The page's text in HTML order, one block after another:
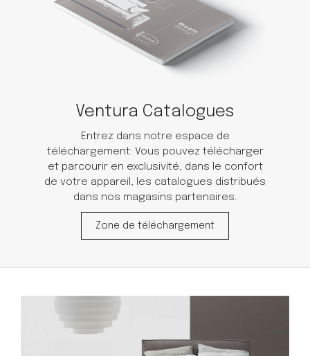
Ventura Catalogues
Entrez dans notre espace de
téléchargement: Vous pouvez télécharger
et parcourir en exclusivité, dans le confort
de votre appareil, les catalogues distribués
dans nos magasins partenaires.
Zone de téléchargement